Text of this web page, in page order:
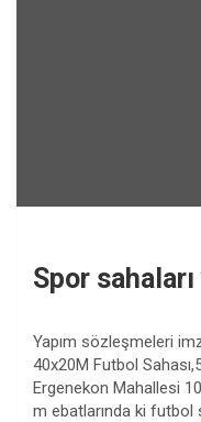
Spor
Yapım sözleşmeleri
40x20M Futbol
Ergenekon Mahallesi
m ebatlarında ki futbol